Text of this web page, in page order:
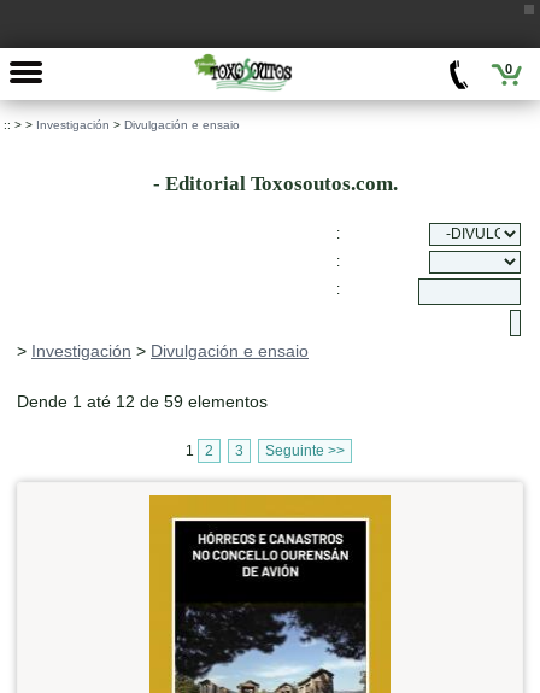
0
:: > > Investigación > Divulgación e ensaio
- Editorial Toxosoutos.com.
:
:
:
> Investigación > Divulgación e ensaio
Dende 1 até 12 de 59 elementos
1 2 3 Seguinte >>